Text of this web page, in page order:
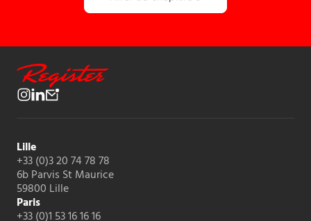
Lille
+33 (0)3 20 74 78 78
6b Parvis St Maurice
59800 Lille
Paris
+33 (0)1 53 16 16 16